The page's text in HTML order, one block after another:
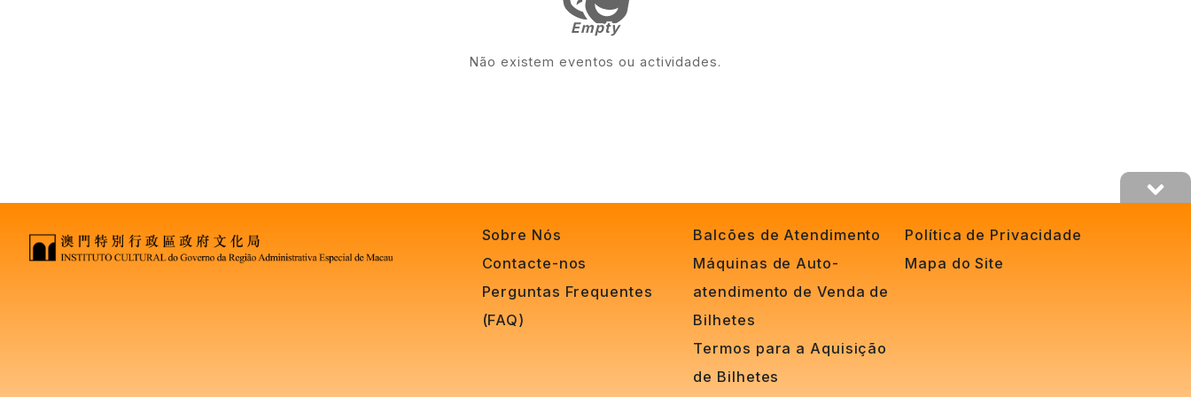
Empty
Empty
Não existem eventos ou actividades.
Sobre Nós
Contacte-nos
Perguntas Frequentes
(FAQ)
Balcões de Atendimento
Máquinas de Auto-
atendimento de Venda de
Bilhetes
Termos para a Aquisição
de Bilhetes
Política de Privacidade
Mapa do Site